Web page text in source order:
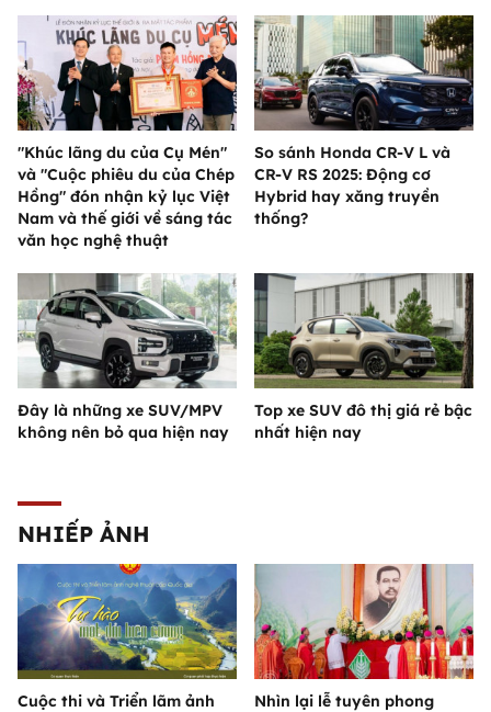
"Khúc lãng du của Cụ Mén"
và "Cuộc phiêu du của Chép
Hồng" đón nhận kỷ lục Việt
Nam và thế giới về sáng tác
văn học nghệ thuật
So sánh Honda CR-V L và
CR-V RS 2025: Động cơ
Hybrid hay xăng truyền
thống?
Đây là những xe SUV/MPV
không nên bỏ qua hiện nay
Top xe SUV đô thị giá rẻ bậc
nhất hiện nay
NHIẾP ẢNH
Cuộc thi và Triển lãm ảnh
Nhìn lại lễ tuyên phong